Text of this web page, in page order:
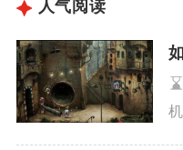
人气阅读